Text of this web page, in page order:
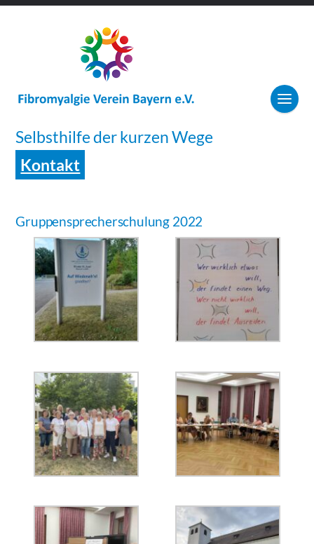
Selbsthilfe der kurzen Wege
Kontakt
Gruppensprecherschulung 2022